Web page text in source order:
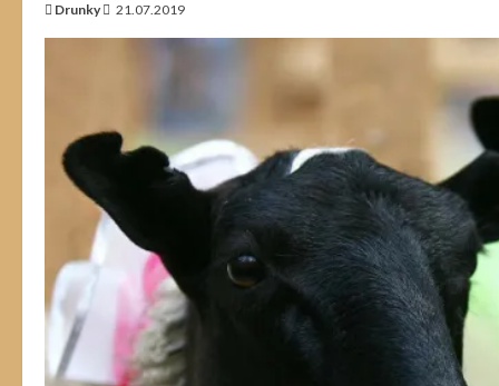
Drunky 21.07.2019